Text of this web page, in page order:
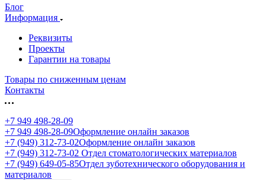
Блог
Информация
Реквизиты
Проекты
Гарантии на товары
Товары по сниженным ценам
Контакты
+7 949 498-28-09
+7 949 498-28-09Оформление онлайн заказов
+7 (949) 312-73-02Оформление онлайн заказов
+7 (949) 312-73-02 Отдел стоматологических материалов
+7 (949) 649-05-85Отдел зуботехнического оборудования и
материалов